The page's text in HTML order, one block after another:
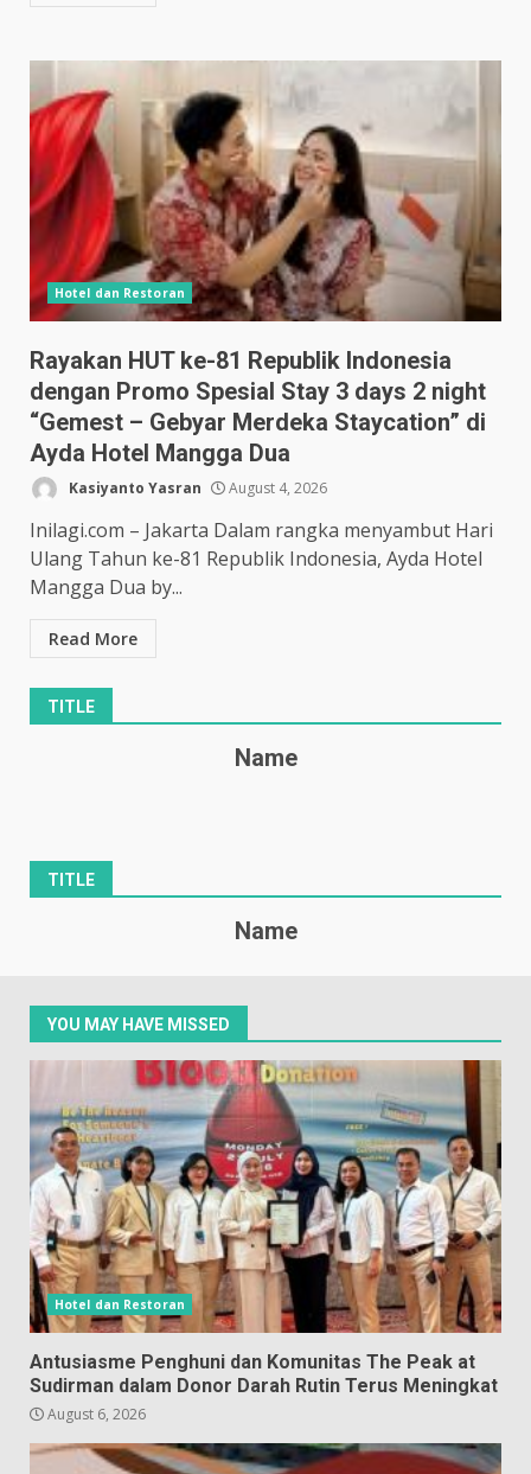
Hotel dan Restoran
Rayakan HUT ke-81 Republik Indonesia
dengan Promo Spesial Stay 3 days 2 night
“Gemest – Gebyar Merdeka Staycation” di
Ayda Hotel Mangga Dua
Kasiyanto Yasran August 4, 2026
Inilagi.com – Jakarta Dalam rangka menyambut Hari
Ulang Tahun ke-81 Republik Indonesia, Ayda Hotel
Mangga Dua by...
Read More
TITLE
Name
TITLE
Name
YOU MAY HAVE MISSED
Hotel dan Restoran
Antusiasme Penghuni dan Komunitas The Peak at
Sudirman dalam Donor Darah Rutin Terus Meningkat
August 6, 2026